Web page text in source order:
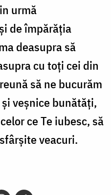
urmă
de împărăţia
deasupra să
cu toţi cei din
să ne bucurăm
veşnice bunătăţi,
ce Te iubesc, să
veacuri.